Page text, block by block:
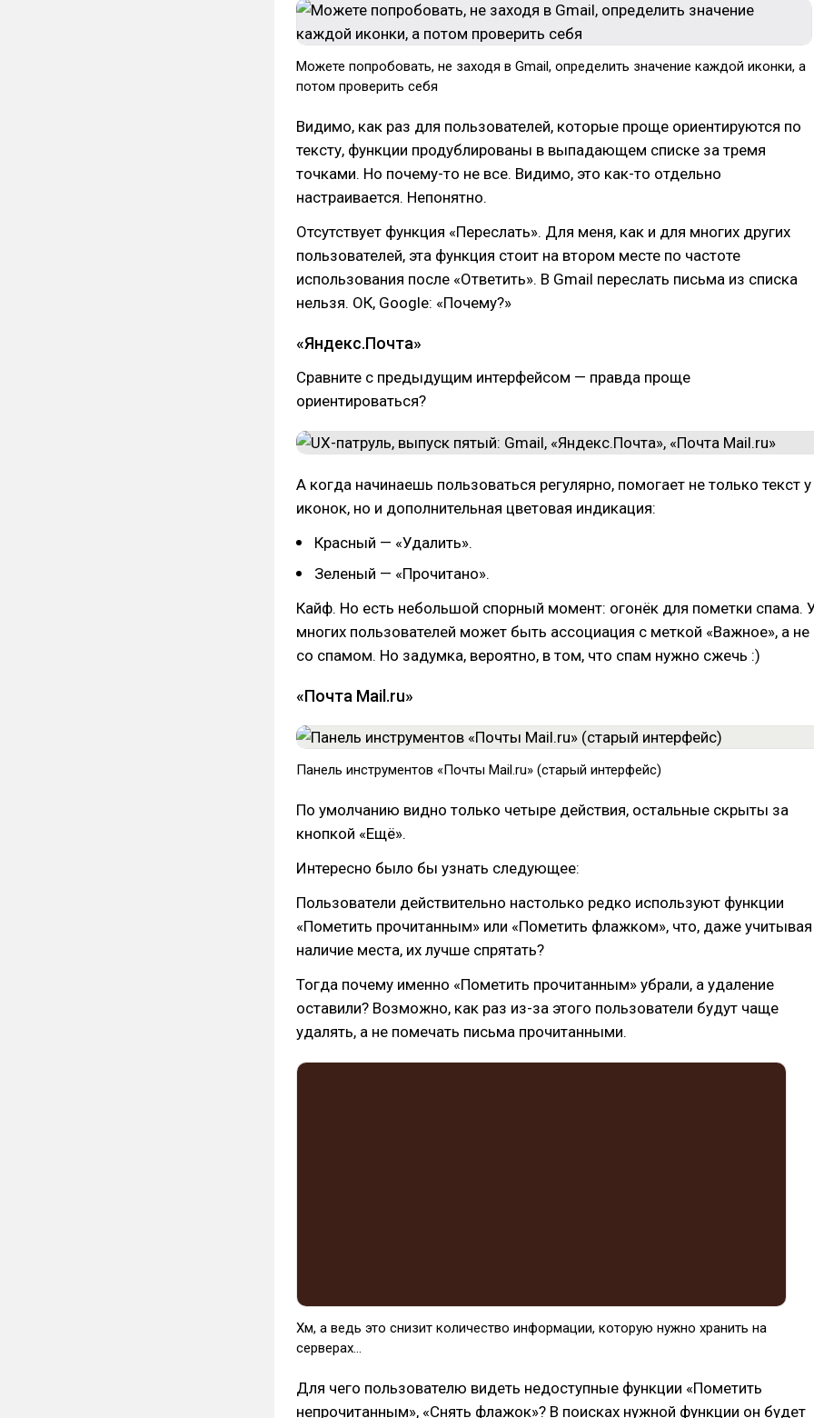
Можете попробовать, не заходя в Gmail, определить значение каждой иконки, а
потом проверить себя
Видимо, как раз для пользователей, которые проще ориентируются по
тексту, функции продублированы в выпадающем списке за тремя
точками. Но почему-то не все. Видимо, это как-то отдельно
настраивается. Непонятно.
Отсутствует функция «Переслать». Для меня, как и для многих других
пользователей, эта функция стоит на втором месте по частоте
использования после «Ответить». В Gmail переслать письма из списка
нельзя. ОК, Google: «Почему?»
«Яндекс.Почта»
Сравните с предыдущим интерфейсом — правда проще
ориентироваться?
А когда начинаешь пользоваться регулярно, помогает не только текст у
иконок, но и дополнительная цветовая индикация:
Красный — «Удалить».
Зеленый — «Прочитано».
Кайф. Но есть небольшой спорный момент: огонёк для пометки спама.
многих пользователей может быть ассоциация с меткой «Важное», а не
со спамом. Но задумка, вероятно, в том, что спам нужно сжечь :)
«Почта Mail.ru»
Панель инструментов «Почты Mail.ru» (старый интерфейс)
По умолчанию видно только четыре действия, остальные скрыты за
кнопкой «Ещё».
Интересно было бы узнать следующее:
Пользователи действительно настолько редко используют функции
«Пометить прочитанным» или «Пометить флажком», что, даже учитывая
наличие места, их лучше спрятать?
Тогда почему именно «Пометить прочитанным» убрали, а удаление
оставили? Возможно, как раз из-за этого пользователи будут чаще
удалять, а не помечать письма прочитанными.
Хм, а ведь это снизит количество информации, которую нужно хранить на
серверах...
Для чего пользователю видеть недоступные функции «Пометить
непрочитанным», «Снять флажок»? В поисках нужной функции он будет